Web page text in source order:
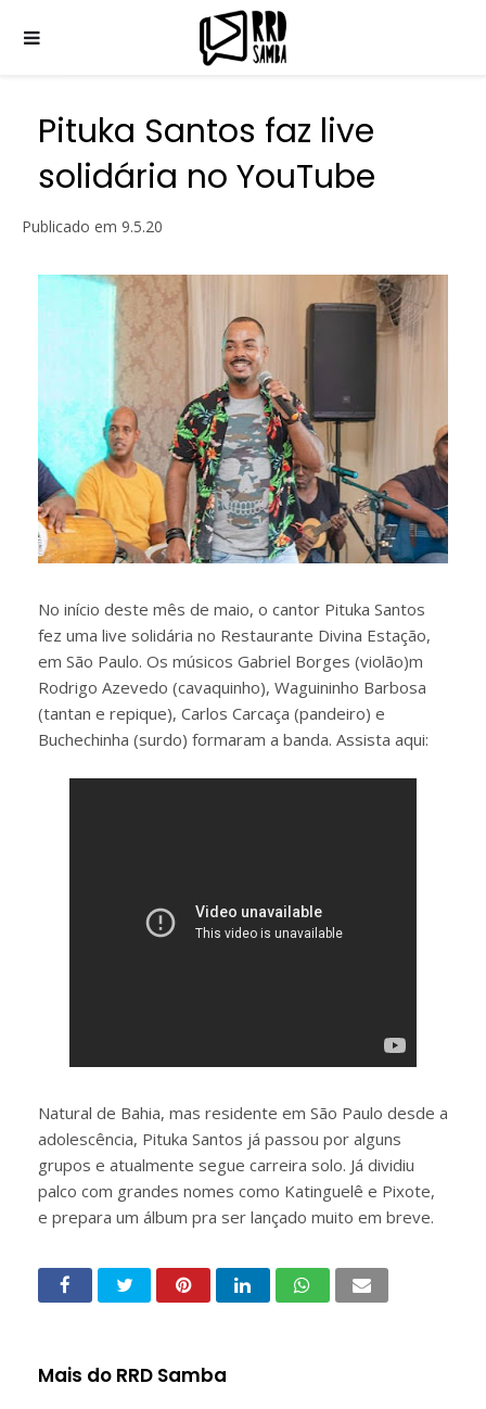
Pituka Santos faz live
solidária no YouTube
Publicado em 9.5.20
No início deste mês de maio, o cantor Pituka Santos
fez uma live solidária no Restaurante Divina Estação,
em São Paulo. Os músicos Gabriel Borges (violão)m
Rodrigo Azevedo (cavaquinho), Waguininho Barbosa
(tantan e repique), Carlos Carcaça (pandeiro) e
Buchechinha (surdo) formaram a banda. Assista aqui:
Natural de Bahia, mas residente em São Paulo desde a
adolescência, Pituka Santos já passou por alguns
grupos e atualmente segue carreira solo. Já dividiu
palco com grandes nomes como Katinguelê e Pixote,
e prepara um álbum pra ser lançado muito em breve.
Mais do RRD Samba